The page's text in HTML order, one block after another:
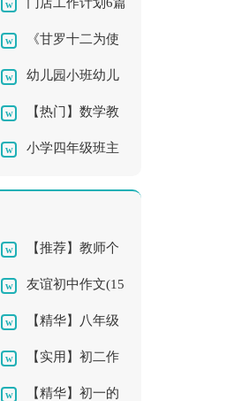
总结11篇
《甘罗十二为使
臣》教案幼儿园小班幼儿
教学总结4篇【热门】数学教
师教学总结汇编7篇
小学四年级班主
【推荐】教师个
人工作计划11篇
友谊初中作文(15
篇) 【精华】八年级
作文10篇【实用】初二作
文8篇 【精华】初一的